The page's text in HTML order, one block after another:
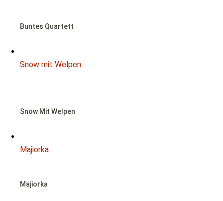
Buntes Quartett
Snow mit Welpen
Snow Mit Welpen
Majiorka
Majiorka